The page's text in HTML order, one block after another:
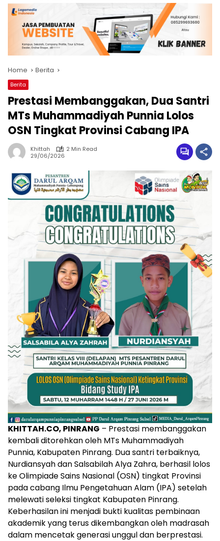
Home Berita
Berita
Prestasi Membanggakan, Dua Santri
MTs Muhammadiyah Punnia Lolos
OSN Tingkat Provinsi Cabang IPA
Khittah
2 Min Read
29/06/2026
KHITTAH.CO, PINRANG – Prestasi membanggakan
kembali ditorehkan oleh MTs Muhammadiyah
Punnia, Kabupaten Pinrang. Dua santri terbaiknya,
Nurdiansyah dan Salsabilah Alya Zahra, berhasil lolos
ke Olimpiade Sains Nasional (OSN) tingkat Provinsi
pada cabang Ilmu Pengetahuan Alam (IPA) setelah
melewati seleksi tingkat Kabupaten Pinrang.
Keberhasilan ini menjadi bukti kualitas pembinaan
akademik yang terus dikembangkan oleh madrasah
dalam mencetak generasi unggul dan berprestasi.